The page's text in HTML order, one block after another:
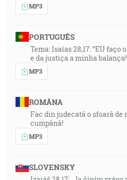
MP3
PORTUGUÊS
Tema: Isaías 28,17: “EU
e da justiça a minha
MP3
ROMÂNA
Fac din judecată o sfoară
cumpănă!
MP3
SLOVENSKY